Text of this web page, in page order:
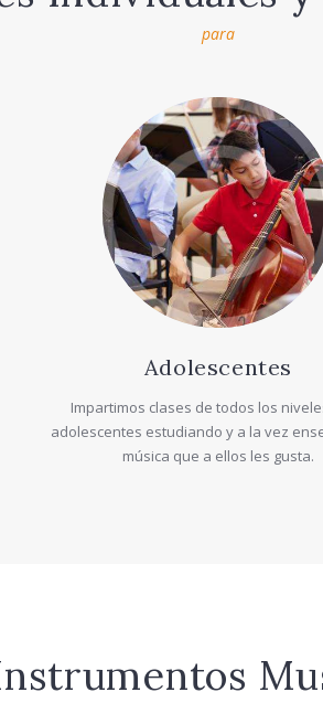
para
Adolescentes
Impartimos clases de todos los
adolescentes estudiando y a la vez
música que a ellos les gusta.